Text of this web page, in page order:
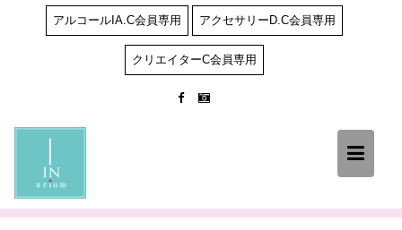
アルコールIA.C会員専用 アクセサリーD.C会員専用
クリエイターC会員専用